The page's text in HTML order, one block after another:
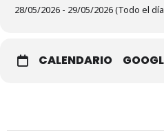
28/05/2026 - 29/05/2026 (Todo el
CALENDARIO